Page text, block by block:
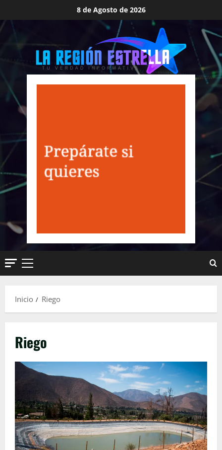
al
contenido
8 de Agosto de 2026
Menú
Inicio
Riego
Riego